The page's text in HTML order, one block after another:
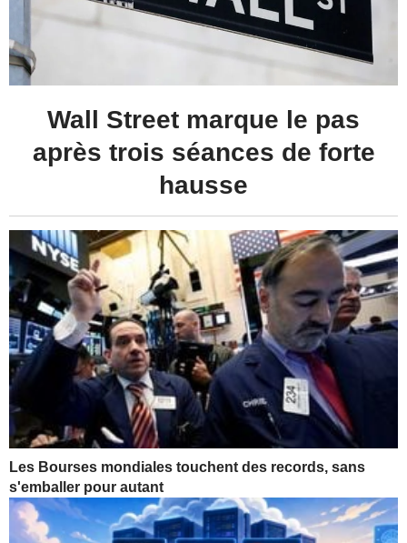
Les Bourses mondiales touchent des records, sans
s'emballer pour autant
Wall Street marque le pas
après trois séances de forte
hausse